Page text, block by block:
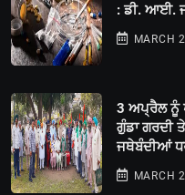
: ਡੀ. ਆਈ.
MARCH
3 ਅਪ੍ਰੈਲ ਨੂੰ
ਗੁੰਡਾ ਗਰਦੀ
ਜਥੇਬੰਦੀਆਂ
MARCH